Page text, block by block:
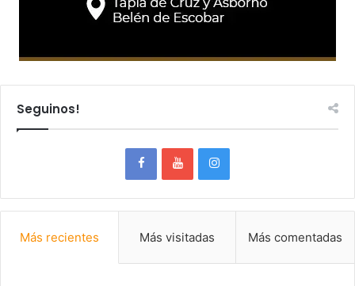
Seguinos!
Más recientes Más visitadas Más comentadas